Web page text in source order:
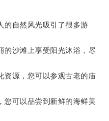
自然风光吸引了很多游
沙滩上享受阳光沐浴，尽
源，您可以参观古老的庙
可以品尝到新鲜的海鲜美